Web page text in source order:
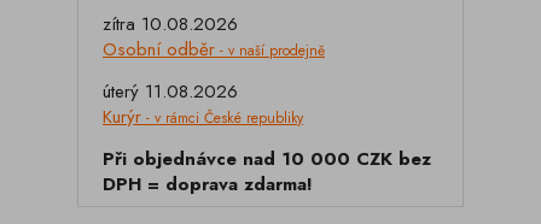
zítra 10.08.2026
Osobní odběr - v naší prodejně
úterý 11.08.2026
Kurýr - v rámci České republiky
Při objednávce nad 10 000 CZK bez
DPH = doprava zdarma!